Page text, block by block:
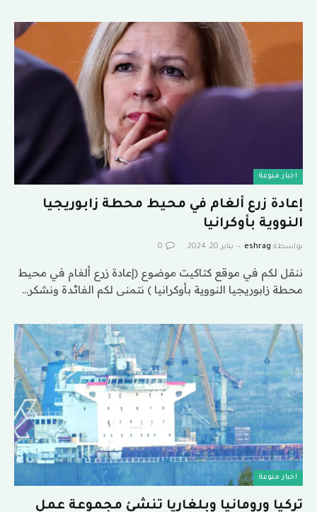
اخبار منوعة
إعادة زرع ألغام في محيط محطة زابوريجيا
النووية بأوكرانيا
بواسطة eshrag يناير 20, 2024 0
ننقل لكم في موقع كتاكيت موضوع (إعادة زرع ألغام في محيط
محطة زابوريجيا النووية بأوكرانيا ) نتمنى لكم الفائدة ونشكر…
اخبار منوعة
تركيا ورومانيا وبلغاريا تنشئ مجموعة عمل